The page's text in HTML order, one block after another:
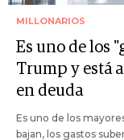
MILLONARIOS
Es uno de los
Trump y está
en deuda
Es uno de los
bajan, los gastos